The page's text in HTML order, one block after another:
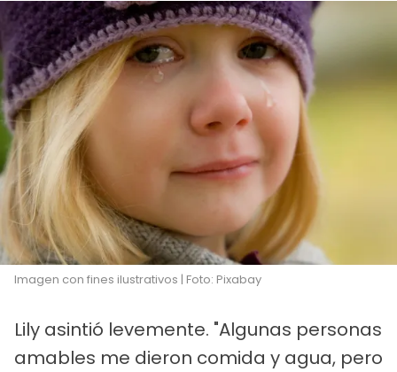
Imagen con fines ilustrativos | Foto: Pixabay
Lily asintió levemente. "Algunas personas
amables me dieron comida y agua, pero